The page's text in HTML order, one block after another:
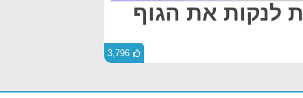
לנקות את הגוף
3,796